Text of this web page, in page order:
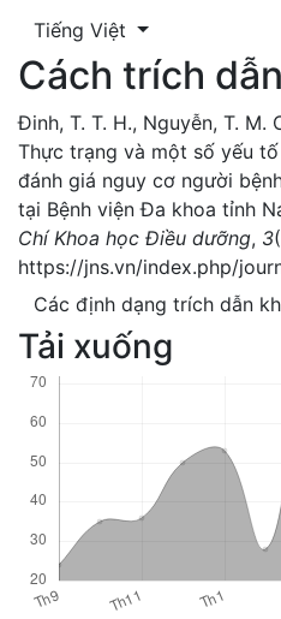
Tiếng Việt
Cách trích dẫn
Đinh, T. T. H., Nguyễn, T. M.
Thực trạng và một số yếu
đánh giá nguy cơ người
tại Bệnh viện Đa khoa tỉnh
Chí Khoa học Điều dưỡng, 3
https://jns.vn/index.php/
Các định dạng trích dẫn
Tải xuống